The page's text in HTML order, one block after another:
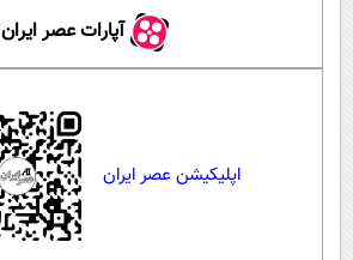
آپارات عصر ایران
اپلیکیشن عصر ایران